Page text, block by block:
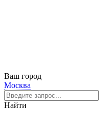
Ваш город
Москва
Найти